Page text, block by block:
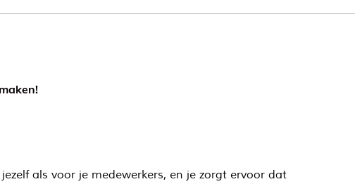
als voor je medewerkers, en je zorgt ervoor dat